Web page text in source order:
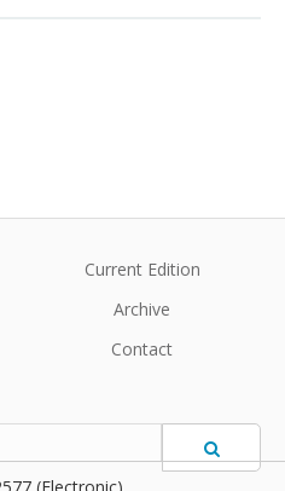
Current Edition
Archive
Contact